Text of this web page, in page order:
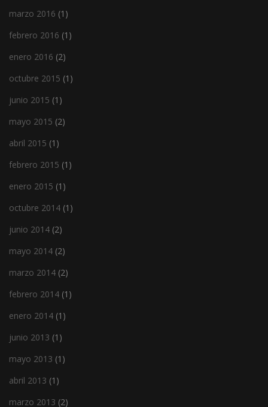
marzo 2016 (1)
febrero 2016 (1)
enero 2016 (2)
octubre 2015 (1)
junio 2015 (1)
mayo 2015 (2)
abril 2015 (1)
febrero 2015 (1)
enero 2015 (1)
octubre 2014 (1)
junio 2014 (2)
mayo 2014 (2)
marzo 2014 (2)
febrero 2014 (1)
enero 2014 (1)
junio 2013 (1)
mayo 2013 (1)
abril 2013 (1)
marzo 2013 (2)